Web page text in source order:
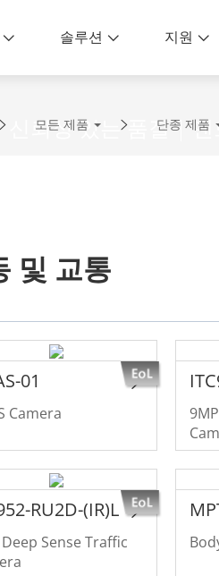
솔루션 지원
신뢰성 있는 품질 | 엔
모든 제품 단종 제품
및 교통
01
Camera
RU2D-(IR)L
Sense Traffic